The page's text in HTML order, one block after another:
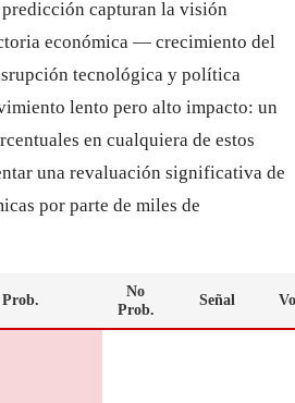
capturan la visión
económica — crecimiento del
tecnológica y política
lento pero alto impacto: un
en cualquiera de estos
una revaluación significativa de
por parte de miles de
No
Prob.
Señal